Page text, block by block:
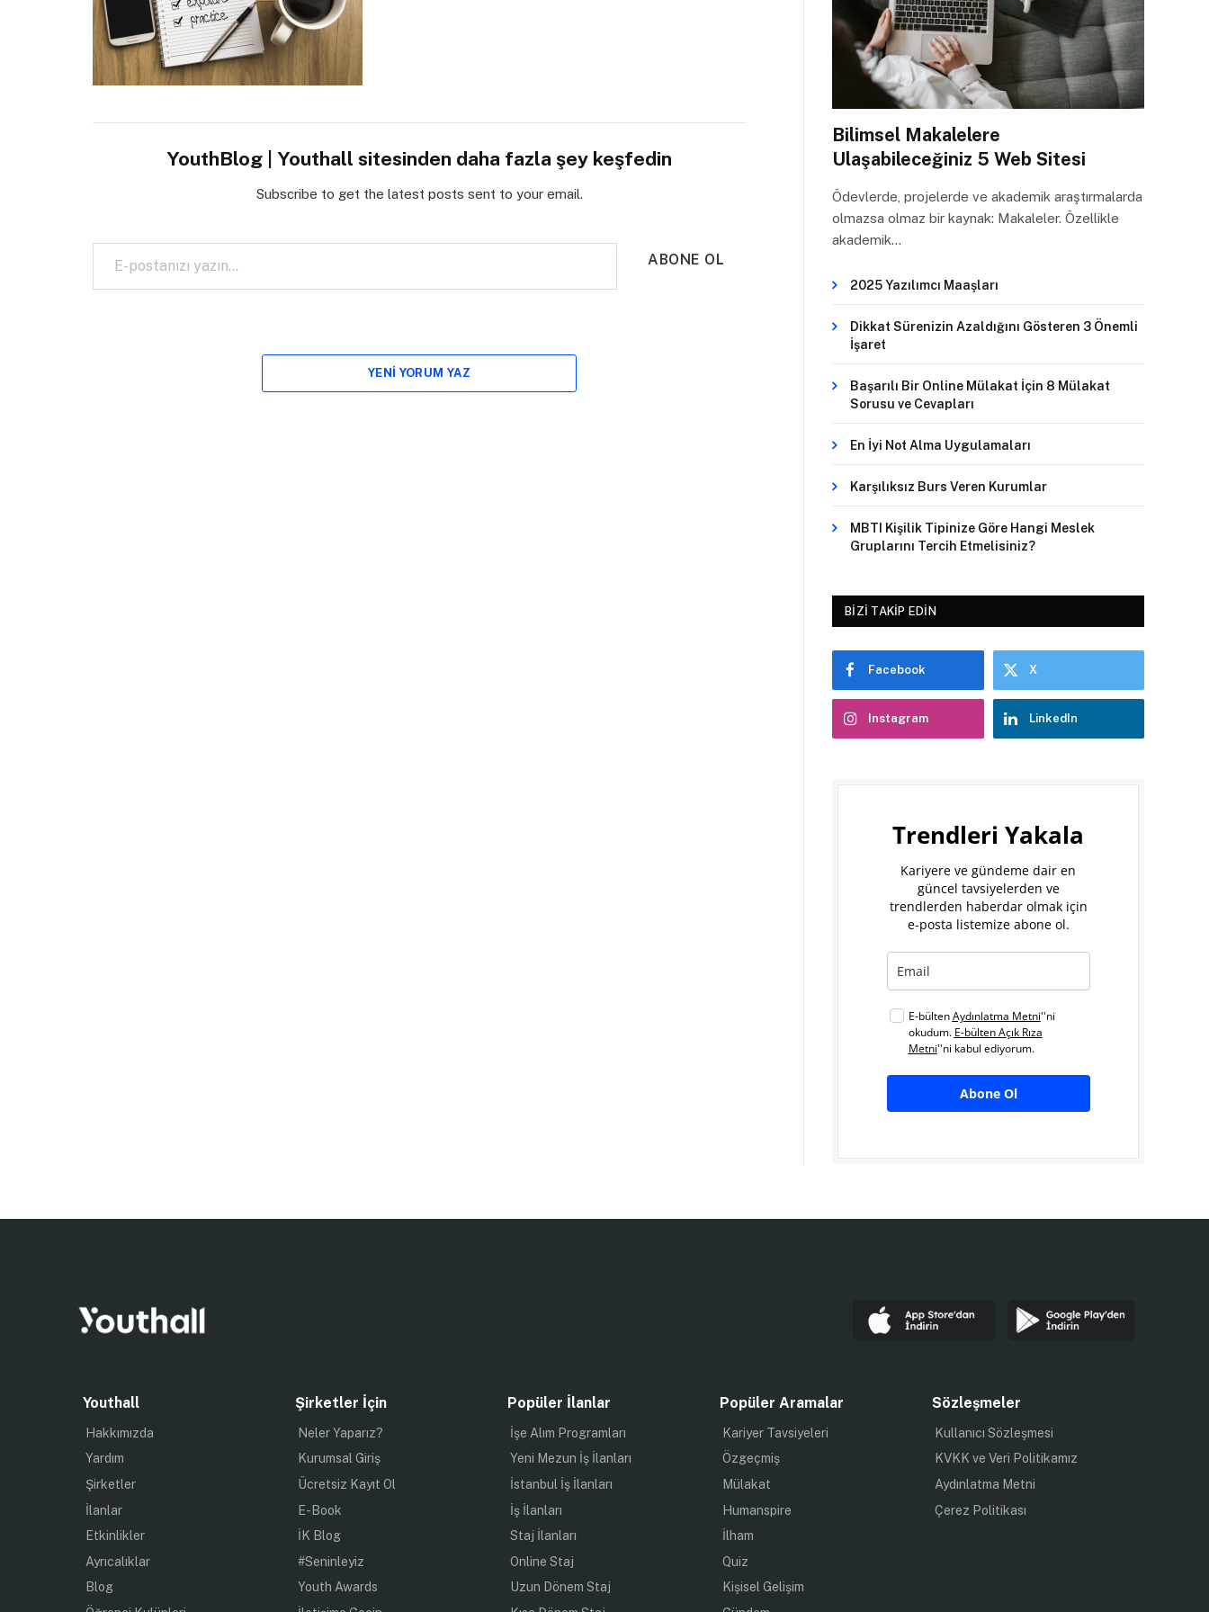
YouthBlog | Youthall sitesinden daha fazla şey keşfedin
Subscribe to get the latest posts sent to your email.
E-postanızı yazın…
ABONE OL
YENI YORUM YAZ
Bilimsel Makalelere
Ulaşabileceğiniz 5 Web Sitesi
Ödevlerde, projelerde ve akademik araştırmalarda
olmazsa olmaz bir kaynak: Makaleler. Özellikle
akademik…
2025 Yazılımcı Maaşları
Dikkat Sürenizin Azaldığını Gösteren 3 Önemli
İşaret
Başarılı Bir Online Mülakat İçin 8 Mülakat
Sorusu ve Cevapları
En İyi Not Alma Uygulamaları
Karşılıksız Burs Veren Kurumlar
MBTI Kişilik Tipinize Göre Hangi Meslek
Gruplarını Tercih Etmelisiniz?
BIZI TAKIP EDIN
Facebook X
Instagram LinkedIn
Trendleri Yakala
Kariyere ve gündeme dair en
güncel tavsiyelerden ve
trendlerden haberdar olmak için
e-posta listemize abone ol.
E-bültenAydınlatma Metni''ni
okudum. E-bülten Açık Rıza
Metni''ni kabul ediyorum.
Abone Ol
Youthall
Hakkımızda
Yardım
Şirketler
İlanlar
Etkinlikler
Ayrıcalıklar
Blog
Şirketler İçin
Neler Yaparız?
Kurumsal Giriş
Ücretsiz Kayıt Ol
E-Book
İK Blog
#Seninleyiz
Youth Awards
Popüler İlanlar
İşe Alım Programları
Yeni Mezun İş İlanları
İstanbul İş İlanları
İş İlanları
Staj İlanları
Online Staj
Uzun Dönem Staj
Popüler Aramalar
Kariyer Tavsiyeleri
Özgeçmiş
Mülakat
Humanspire
İlham
Quiz
Kişisel Gelişim
Sözleşmeler
Kullanıcı Sözleşmesi
KVKK ve Veri Politikamız
Aydınlatma Metni
Çerez Politikası